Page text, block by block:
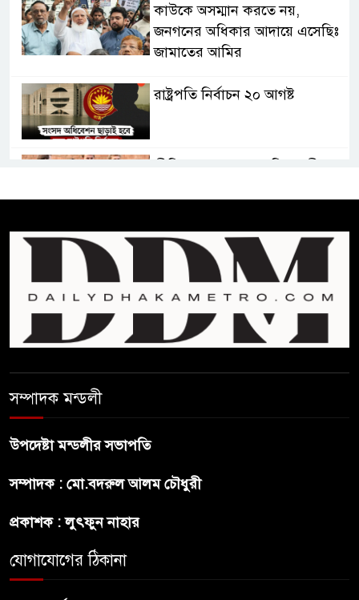
কাউকে অসম্মান করতে নয়,
জনগনের অধিকার আদায়ে এসেছিঃ
জামাতের আমির
রাষ্ট্রপতি নির্বাচন ২০ আগষ্ট
প্রীতির সাথে প্রেম নয় ছিল গভীর
জুলাই সনদ ও জুলাই যোদ্ধা সংবর্ধনা
অনুষ্ঠানে বিশৃঙ্খলায় ক্ষুদ্ধ ভারপ্রাপ্ত
রাষ্ট্রপতি
আমরা যদি বলি জুলাই কার, তাহলে
তো জুলাই কারওই থাকবে না:
শেখ হাসিনার বক্তব্য প্রচার করলেই
ব্যবস্থা নিবে সরকার : প্রধানমন্ত্রীর
সম্পাদক মন্ডলী
উপদেষ্টা মন্ডলীর সভাপতি
সম্পাদক : মো.বদরুল আলম চৌধুরী
প্রকাশক : লুৎফুন নাহার
যোগাযোগের ঠিকানা